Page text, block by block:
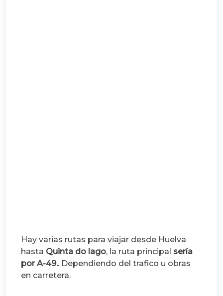
Hay varias rutas para viajar desde Huelva
hasta Quinta do lago, la ruta principal sería
por A-49.. Dependiendo del trafico u obras
en carretera.